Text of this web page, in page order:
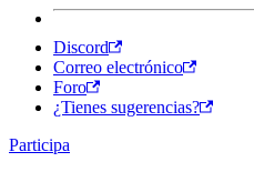
Discord
Correo electrónico
Foro
¿Tienes sugerencias?
Participa